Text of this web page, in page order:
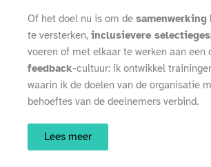
Of het doel nu is om de samenwerking
te versterken, inclusievere
voeren of met elkaar te werken aan een
feedback-cultuur: ik ontwikkel
waarin ik de doelen van de organisatie
behoeftes van de deelnemers verbind.
Lees meer